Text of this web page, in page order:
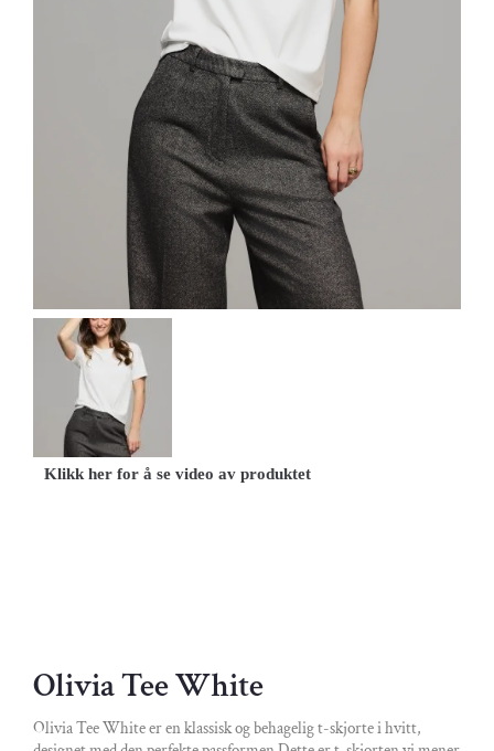
Olivia Tee White
Olivia Tee White er en klassisk og behagelig t-skjorte i hvitt,